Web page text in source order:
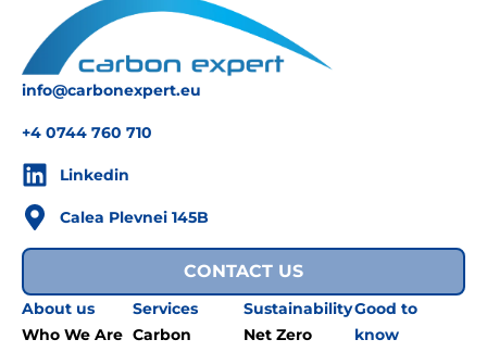
info@carbonexpert.eu
+4 0744 760 710
Linkedin
Calea Plevnei 145B
CONTACT US
About us
Who We Are
Services
Carbon
Sustainability
Net Zero
Good to
know